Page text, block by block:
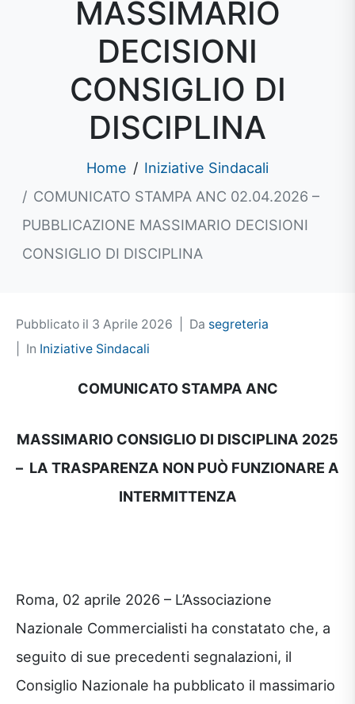
MASSIMARIO
DECISIONI
CONSIGLIO DI
DISCIPLINA
Home
Iniziative Sindacali
COMUNICATO STAMPA ANC 02.04.2026 –
PUBBLICAZIONE MASSIMARIO DECISIONI
CONSIGLIO DI DISCIPLINA
Pubblicato il 3 Aprile 2026 Da segreteria
In Iniziative Sindacali
COMUNICATO STAMPA ANC
MASSIMARIO CONSIGLIO DI DISCIPLINA 2025
– LA TRASPARENZA NON PUÒ FUNZIONARE A
INTERMITTENZA
Roma, 02 aprile 2026 – L’Associazione
Nazionale Commercialisti ha constatato che, a
seguito di sue precedenti segnalazioni, il
Consiglio Nazionale ha pubblicato il massimario